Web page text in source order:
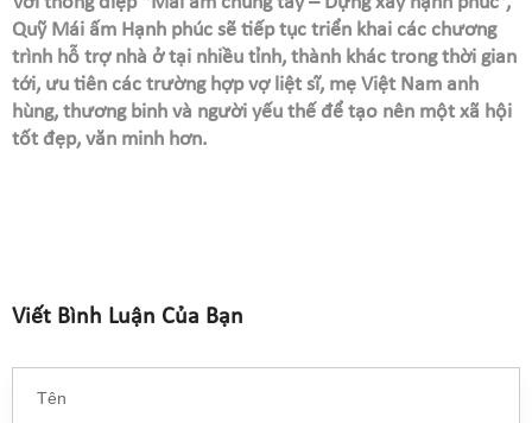
Quỹ Mái ấm Hạnh phúc sẽ tiếp tục triển khai các chương
trình hỗ trợ nhà ở tại nhiều tỉnh, thành khác trong thời gian
tới, ưu tiên các trường hợp vợ liệt sĩ, mẹ Việt Nam anh
hùng, thương binh và người yếu thế để tạo nên một xã hội
tốt đẹp, văn minh hơn.
Viết Bình Luận Của Bạn